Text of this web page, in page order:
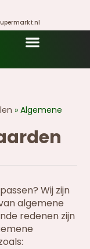
»Algemene
Wij zijn
algemene
redenen zijn